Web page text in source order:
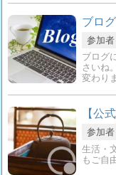
ブロ
参加者
ブログ
さいね
変わり
【公
参加者
生活・
もご自